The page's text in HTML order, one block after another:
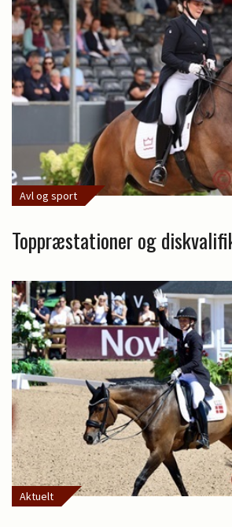
Avl og sport
Toppræstationer og
Aktuelt